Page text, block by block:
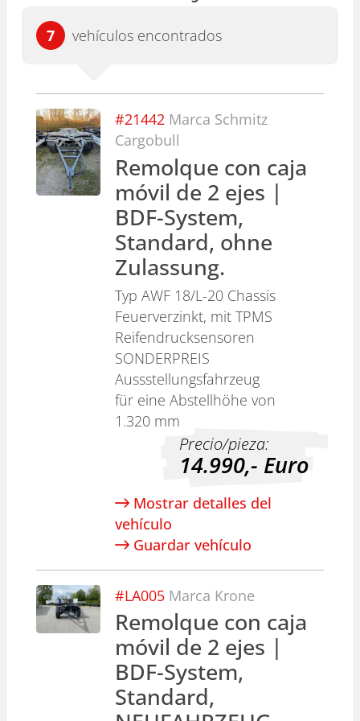
7 vehículos encontrados
#21442 Marca Schmitz
Cargobull
Remolque con caja
móvil de 2 ejes |
BDF-System,
Standard, ohne
Zulassung.
Typ AWF 18/L-20 Chassis
Feuerverzinkt, mit TPMS
Reifendrucksensoren
SONDERPREIS
Aussstellungsfahrzeug
für eine Abstellhöhe von
1.320 mm
Precio/pieza:
14.990,- Euro
Mostrar detalles del
vehículo
Guardar vehículo
#LA005 Marca Krone
Remolque con caja
móvil de 2 ejes |
BDF-System,
Standard,